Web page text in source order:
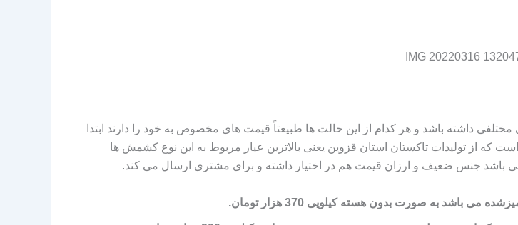
داشته باشد و هر کدام از این حالت‌ ها طبیعتاً قیمت‌ های مخصوص به خود را دارند ابتدا
از تولیدات تاکستان استان قزوین یعنی بالاترین عیار مربوط به این نوع کشمش‌ ها
باشد جنس ضعیف و ارزان قیمت هم در اختیار داشته و برای مشتری ارسال می‌ کند.
به صورت بدون هسته کیلویی 370 هزار تومان.